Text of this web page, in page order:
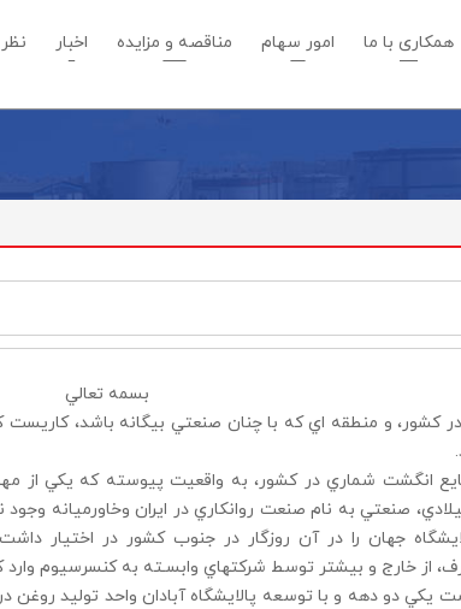
همکاری با ما امور سهام مناقصه و مزایده اخبار
بسمه تعالي
كشور، و منطقه اي كه با چنان صنعتي بيگانه باشد،
يا دهه 60 ميلادي، صنعتي به نام صنعت روانكاري در ايران
جهان را در آن روزگار در جنوب كشور در
از خارج و بيشتر توسط شركتهاي وابسـته به كنسرسيوم
دو دهه و با توسعه پالايشگاه آبادان واحد توليد روغن در